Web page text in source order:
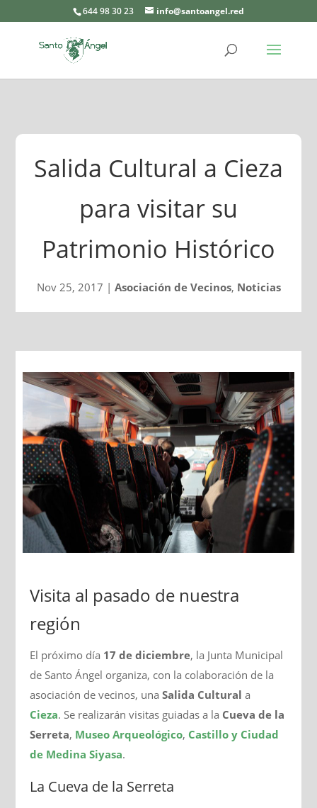
644 98 30 23 info@santoangel.red
Salida Cultural a Cieza
para visitar su
Patrimonio Histórico
Nov 25, 2017 | Asociación de Vecinos, Noticias
Visita al pasado de nuestra
región
El próximo día 17 de diciembre, la Junta Municipal
de Santo Ángel organiza, con la colaboración de la
asociación de vecinos, unaSalida Cultural a
Cieza. Se realizarán visitas guiadas a la Cueva de la
Serreta, Museo Arqueológico, Castillo y Ciudad
de Medina Siyasa.
La Cueva de la Serreta